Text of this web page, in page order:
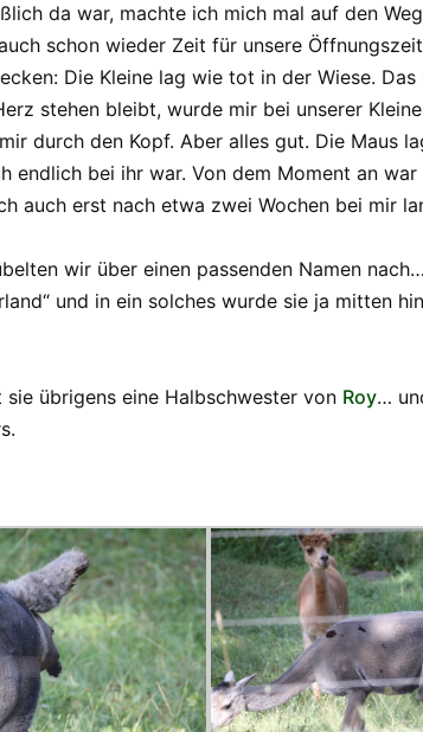
da war, machte ich mich mal auf den
schon wieder Zeit für unsere
Die Kleine lag wie tot in der Wiese.
stehen bleibt, wurde mir bei unserer
durch den Kopf. Aber alles gut. Die Maus
bei ihr war. Von dem Moment an
auch erst nach etwa zwei Wochen bei mir
wir über einen passenden Namen
und in ein solches wurde sie ja mitten
sie übrigens eine Halbschwester von Roy…